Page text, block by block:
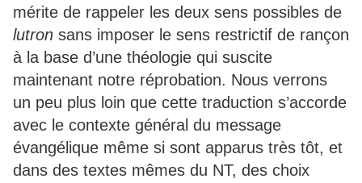
mérite de rappeler les deux sens possibles de
lutron sans imposer le sens restrictif de rançon
à la base d’une théologie qui suscite
maintenant notre réprobation. Nous verrons
un peu plus loin que cette traduction s’accorde
avec le contexte général du message
évangélique même si sont apparus très tôt, et
dans des textes mêmes du NT, des choix